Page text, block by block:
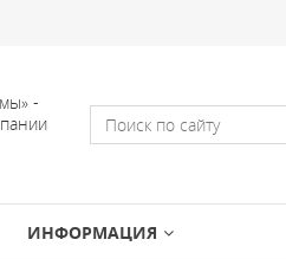
-
ИНФОРМАЦИЯ